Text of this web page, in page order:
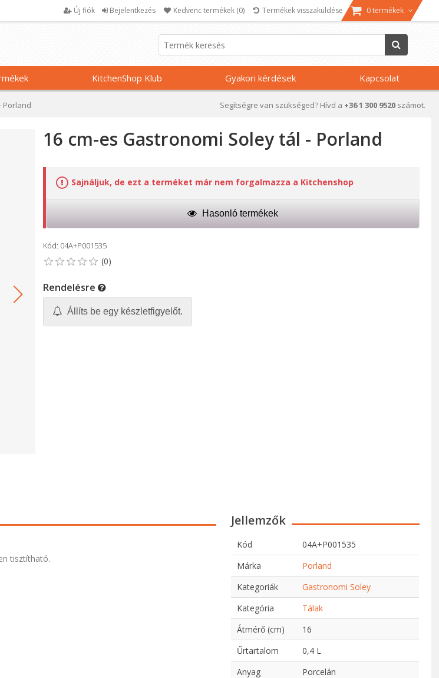
Új fiók Bejelentkezés Kedvenc termékek (0) Termékek visszaküldése 0 termékek
KitchenShop Klub Gyakori kérdések Kapcsolat
Porland Segítségre van szükséged? Hívd a +36 1 300 9520számot.
16 cm-es Gastronomi Soley tál - Porland
Sajnáljuk, de ezt a terméket már nem forgalmazza a Kitchenshop
Hasonló termékek
Kód: 04A+P001535
Rendelésre
Állíts be egy készletfigyelőt.
tisztítható.
Jellemzők
Kód
04A+P001535
Márka
Porland
Kategoriák
Gastronomi Soley
Kategória
Tálak
Átmérő (cm)
16
Űrtartalom
0,4 L
Anyag
Porcelán